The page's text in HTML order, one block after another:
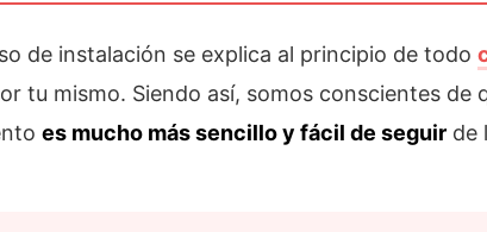
de instalación se explica al principio de todo
tu mismo. Siendo así, somos conscientes
es mucho más sencillo y fácil de seguir de